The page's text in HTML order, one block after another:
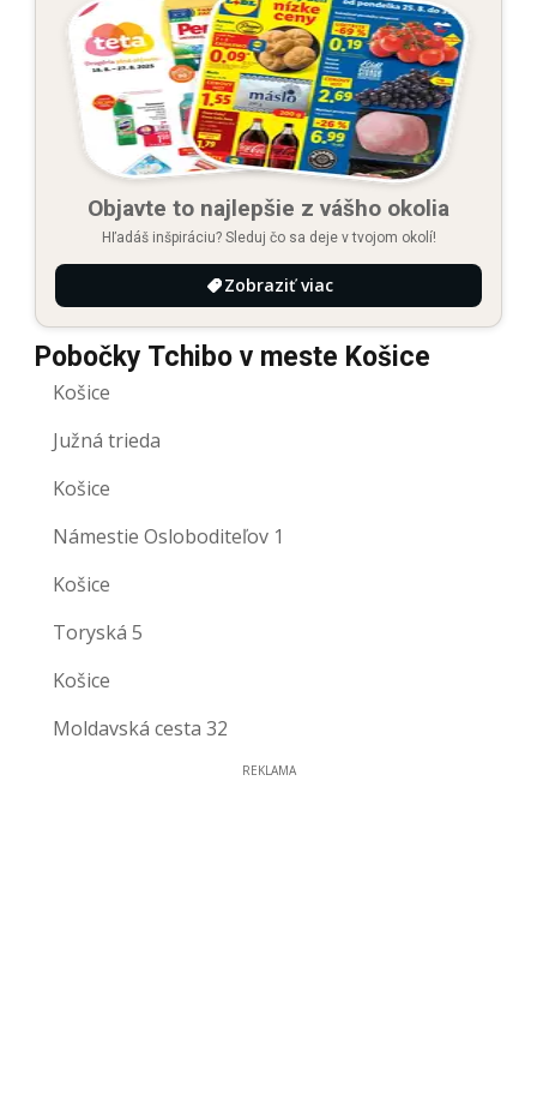
Objavte to najlepšie z vášho okolia
Hľadáš inšpiráciu? Sleduj čo sa deje v tvojom okolí!
Zobraziť viac
Pobočky Tchibo v meste Košice
Košice
Južná trieda
Košice
Námestie Osloboditeľov 1
Košice
Toryská 5
Košice
Moldavská cesta 32
REKLAMA